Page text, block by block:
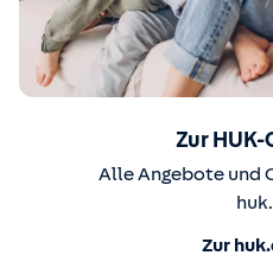
Zur HUK-
Alle Angebote und
Zur